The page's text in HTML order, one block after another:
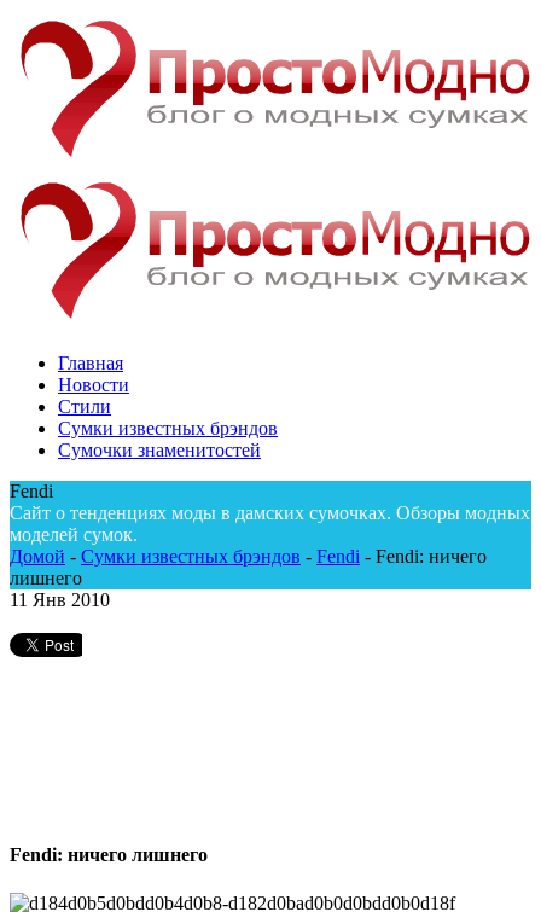
Главная
Новости
Стили
Сумки известных брэндов
Сумочки знаменитостей
Fendi
Сайт о тенденциях моды в дамских сумочках. Обзоры модных
моделей сумок.
Домой - Сумки известных брэндов - Fendi - Fendi: ничего
лишнего
11 Янв 2010
Fendi: ничего лишнего